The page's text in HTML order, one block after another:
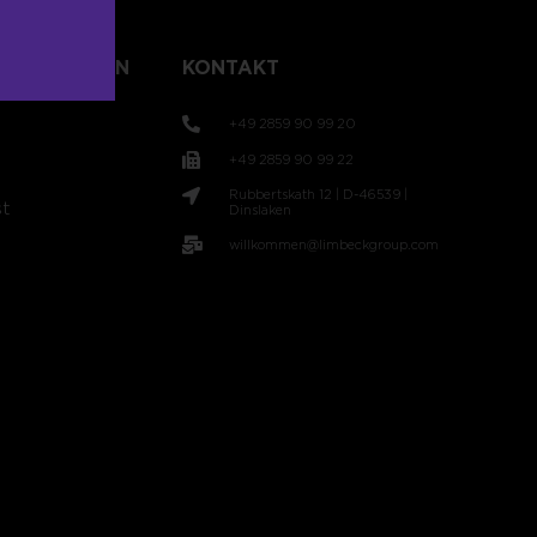
KONTAKT
+49 2859 90 99 20
+49 2859 90 99 22
Rubbertskath 12 | D-46539 |
Dinslaken
willkommen@limbeckgroup.com